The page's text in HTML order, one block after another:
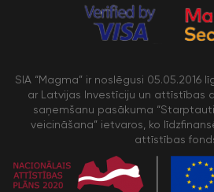
SIA “Magma” ir noslēgusi 05.05.2016
ar Latvijas Investīciju un attīstības
saņemšanu pasākuma
veicināšana” ietvaros, ko
attīstības